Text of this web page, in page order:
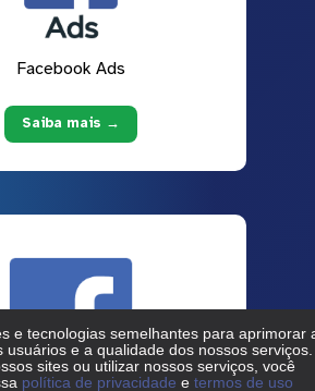
Facebook Ads
Saiba mais →